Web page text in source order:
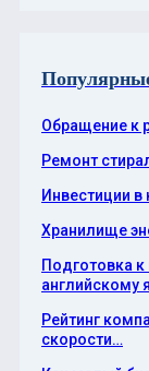
Обращение к
Ремонт
Инвестиции
Хранилище
Подготовка
английскому
Рейтинг
скорости…